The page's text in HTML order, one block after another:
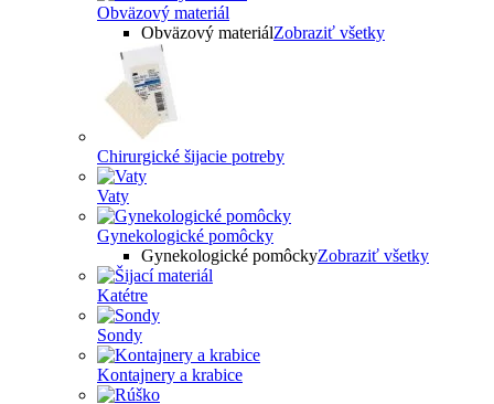
Obväzový materiál
Obväzový materiálZobraziť všetky
Chirurgické šijacie potreby
Vaty
Gynekologické pomôcky
Gynekologické pomôckyZobraziť všetky
Katétre
Sondy
Kontajnery a krabice